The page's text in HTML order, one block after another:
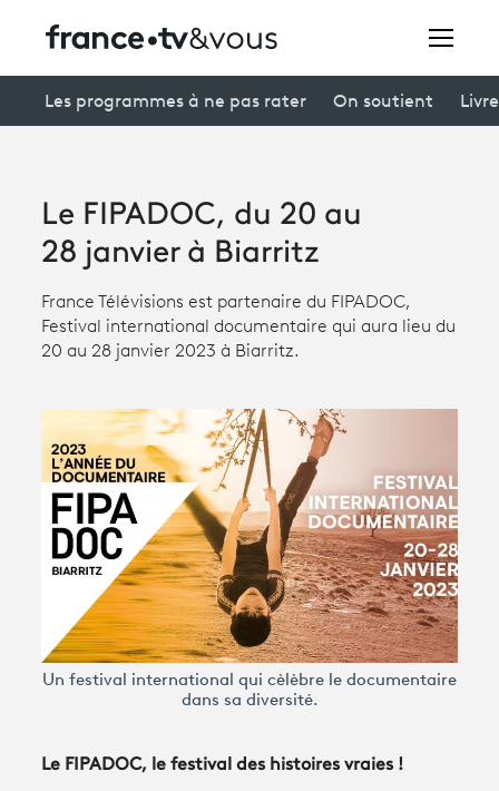
connexion
Avantages fidélité
Creators
Participer et assister à une émission
Productions et innovation
Programme tv
Les programmes à ne pas rater On soutient
Le FIPADOC, du 20 au
28 janvier à Biarritz
France Télévisions est partenaire du FIPADOC,
Festival international documentaire qui aura lieu du
20 au 28 janvier 2023 à Biarritz.
Un festival international qui cèlèbre le documentaire
dans sa diversité.
Le FIPADOC, le festival des histoires vraies !